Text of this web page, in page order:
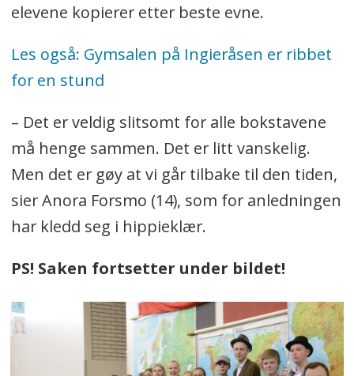
elevene kopierer etter beste evne.
Les også: Gymsalen på Ingieråsen er ribbet
for en stund
– Det er veldig slitsomt for alle bokstavene
må henge sammen. Det er litt vanskelig.
Men det er gøy at vi går tilbake til den tiden,
sier Anora Forsmo (14), som for anledningen
har kledd seg i hippieklær.
PS! Saken fortsetter under bildet!